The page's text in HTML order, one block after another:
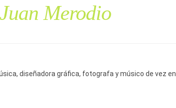
Merodio
diseñadora gráfica, fotografa y músico de vez en